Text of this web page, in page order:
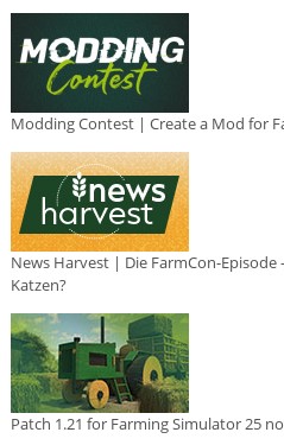
Modding Contest | Create a Mod for
News Harvest | Die FarmCon-
Katzen?
Patch 1.21 for Farming Simulator 25